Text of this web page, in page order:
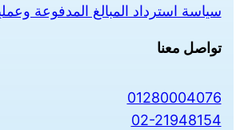
سياسة استرداد المبالغ المدفوعة
تواصل معنا
01280004076
02-21948154